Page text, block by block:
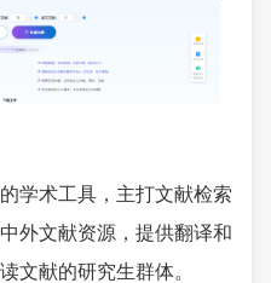
学术工具，主打文献检索
外文献资源，提供翻译和
文献的研究生群体。